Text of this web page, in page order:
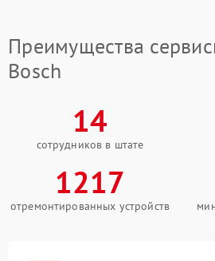
Преимущества
Bosch
14
сотрудников в штате
1217
отремонтированных устройств